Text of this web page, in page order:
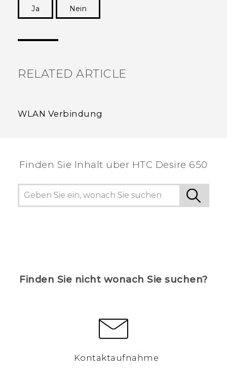
Ja
Nein
RELATED ARTICLE
WLAN Verbindung
Finden Sie Inhalt über‎ HTC Desire 650
Finden Sie nicht wonach Sie suchen?
Kontaktaufnahme